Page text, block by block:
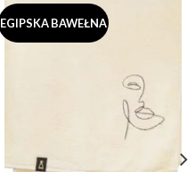
EGIPSKA BAWEŁNA